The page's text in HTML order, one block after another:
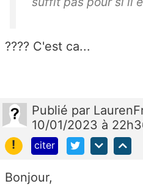
???? C'est ca...
Publié par
10/01/2023 à
!
citer
Bonjour,